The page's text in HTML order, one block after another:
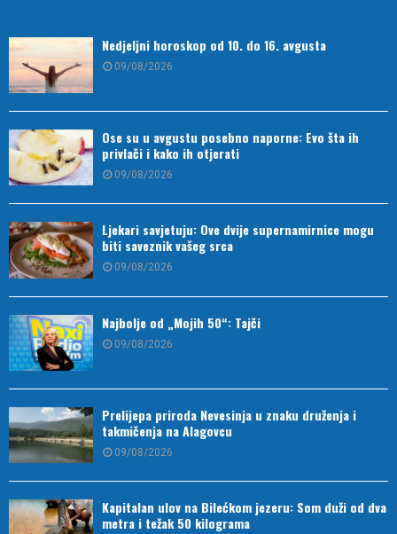
Nedjeljni horoskop od 10. do 16. avgusta
09/08/2026
Ose su u avgustu posebno naporne: Evo šta ih
privlači i kako ih otjerati
09/08/2026
Ljekari savjetuju: Ove dvije supernamirnice mogu
biti saveznik vašeg srca
09/08/2026
Najbolje od „Mojih 50“: Tajči
09/08/2026
Prelijepa priroda Nevesinja u znaku druženja i
takmičenja na Alagovcu
09/08/2026
Kapitalan ulov na Bilećkom jezeru: Som duži od dva
metra i težak 50 kilograma